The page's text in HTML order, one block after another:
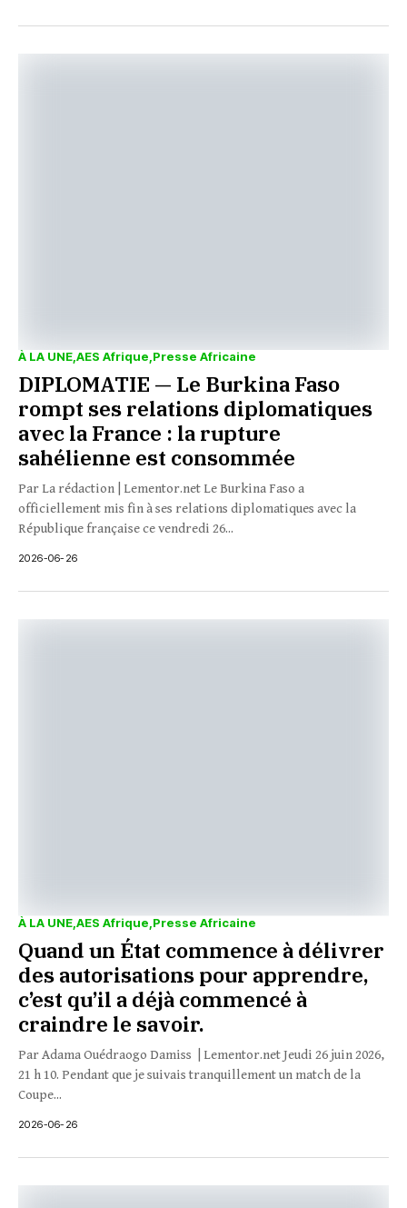
À LA UNE AES Afrique Presse Africaine
DIPLOMATIE — Le Burkina Faso
rompt ses relations diplomatiques
avec la France : la rupture
sahélienne est consommée
Par La rédaction | Lementor.net Le Burkina Faso a
officiellement mis fin à ses relations diplomatiques avec la
République française ce vendredi 26...
2026-06-26
À LA UNE AES Afrique Presse Africaine
Quand un État commence à délivrer
des autorisations pour apprendre,
c’est qu’il a déjà commencé à
craindre le savoir.
Par Adama Ouédraogo Damiss | Lementor.net Jeudi 26 juin 2026,
21 h 10. Pendant que je suivais tranquillement un match de la
Coupe...
2026-06-26